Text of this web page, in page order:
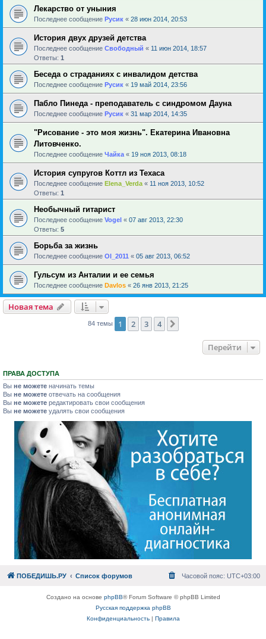
Лекарство от уныния
Последнее сообщение Русик « 28 июн 2014, 20:53
История двух друзей детства
Последнее сообщение Свободный « 11 июн 2014, 18:57
Ответы: 1
Беседа о страданиях с инвалидом детства
Последнее сообщение Русик « 19 май 2014, 23:56
Пабло Пинеда - преподаватель с синдромом Дауна
Последнее сообщение Русик « 31 мар 2014, 14:35
"Рисование - это моя жизнь". Екатерина Ивановна
Литовченко.
Последнее сообщение Чайка « 19 ноя 2013, 08:18
История супругов Коттл из Техаса
Последнее сообщение Elena_Verda « 11 ноя 2013, 10:52
Ответы: 1
Необычный гитарист
Последнее сообщение Vogel « 07 авг 2013, 22:30
Ответы: 5
Борьба за жизнь
Последнее сообщение Ol_2011 « 05 авг 2013, 06:52
Гульсум из Анталии и ее семья
Последнее сообщение Davlos « 26 янв 2013, 21:25
Новая тема
84 темы 1 2 3 4
Перейти
ПРАВА ДОСТУПА
Вы не можете начинать темы
Вы не можете отвечать на сообщения
Вы не можете редактировать свои сообщения
Вы не можете удалять свои сообщения
ПОБЕДИШЬ.РУ Список форумов Часовой пояс: UTC+03:00
Создано на основе phpBB® Forum Software © phpBB Limited
Русская поддержка phpBB
Конфиденциальность| Правила